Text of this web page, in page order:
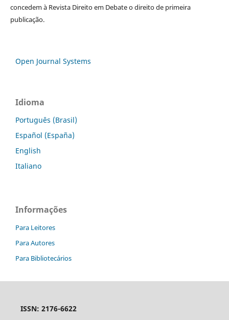
concedem à Revista Direito em Debate o direito de primeira
publicação.
Open Journal Systems
Idioma
Português (Brasil)
Español (España)
English
Italiano
Informações
Para Leitores
Para Autores
Para Bibliotecários
ISSN: 2176-6622